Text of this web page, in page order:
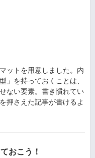
ットを用意しました。内
」を持っておくことは、
ない要素。書き慣れてい
押さえた記事が書けるよ
おこう！